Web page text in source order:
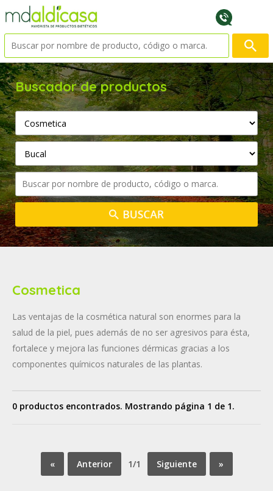
Buscador de productos
Cosmetica
Las ventajas de la cosmética natural son enormes para la
salud de la piel, pues además de no ser agresivos para ésta,
fortalece y mejora las funciones dérmicas gracias a los
componentes químicos naturales de las plantas.
0 productos encontrados. Mostrando página 1 de 1.
« Anterior 1/1 Siguiente »